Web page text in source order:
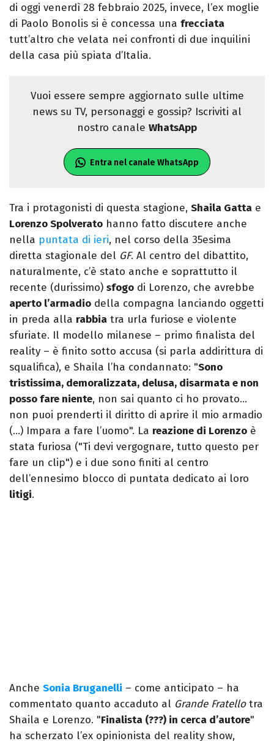
di oggi venerdì 28 febbraio 2025, invece, l’ex moglie
di Paolo Bonolis si è concessa una frecciata
tutt’altro che velata nei confronti di due inquilini
della casa più spiata d’Italia.
Vuoi essere sempre aggiornato sulle ultime
news su TV, personaggi e gossip? Iscriviti al
nostro canale WhatsApp
Entra nel canale WhatsApp
Tra i protagonisti di questa stagione, Shaila Gatta e
Lorenzo Spolverato hanno fatto discutere anche
nella puntata di ieri, nel corso della 35esima
diretta stagionale del GF. Al centro del dibattito,
naturalmente, c’è stato anche e soprattutto il
recente (durissimo) sfogo di Lorenzo, che avrebbe
aperto l’armadio della compagna lanciando oggetti
in preda alla rabbia tra urla furiose e violente
sfuriate. Il modello milanese – primo finalista del
reality – è finito sotto accusa (si parla addirittura di
squalifica), e Shaila l’ha condannato: "Sono
tristissima, demoralizzata, delusa, disarmata e non
posso fare niente, non sai quanto ci ho provato…
non puoi prenderti il diritto di aprire il mio armadio
(…) Impara a fare l’uomo". La reazione di Lorenzo è
stata furiosa ("Ti devi vergognare, tutto questo per
fare un clip") e i due sono finiti al centro
dell’ennesimo blocco di puntata dedicato ai loro
litigi.
Anche Sonia Bruganelli – come anticipato – ha
commentato quanto accaduto al Grande Fratellotra
Shaila e Lorenzo. "Finalista (???) in cerca d’autore"
ha scherzato l’ex opinionista del reality show,